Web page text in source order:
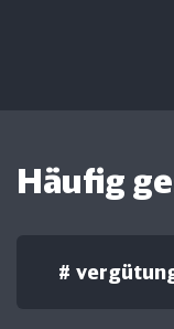
Häufig
#